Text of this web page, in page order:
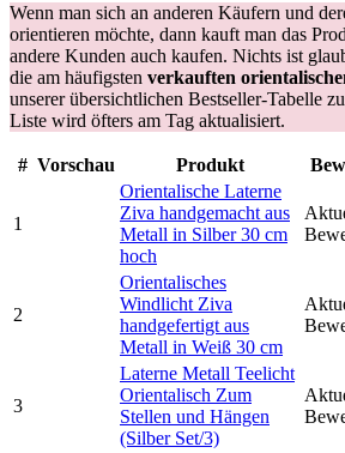
Wenn man sich an anderen Käufern und
orientieren möchte, dann kauft man das
andere Kunden auch kaufen. Nichts ist
die am häufigsten verkauften
unserer übersichtlichen Bestseller-Tabelle
Liste wird öfters am Tag aktualisiert.
# Vorschau Produkt
1
Orientalische Laterne
Ziva handgemacht aus
Metall in Silber 30 cm
hoch
2
Orientalisches
Windlicht Ziva
handgefertigt aus
Metall in Weiß 30 cm
3
Laterne Metall Teelicht
Orientalisch Zum
Stellen und Hängen
(Silber Set/3)